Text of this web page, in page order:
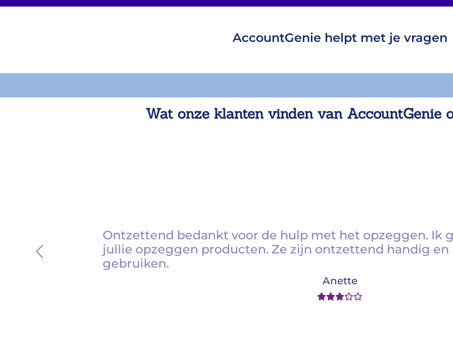
AccountGenie helpt met je vragen
Wat onze klanten vinden van AccountGenie
Previous
Ontzettend bedankt voor de hulp met het opzeggen. Ik
jullie opzeggen producten. Ze zijn ontzettend handig
gebruiken.
Anette